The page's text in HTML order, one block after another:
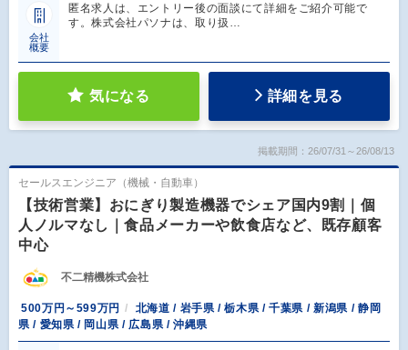
会社
概要
匿名求人は、エントリー後の面談にて詳細をご紹介可能で
す。株式会社パソナは、取り扱…
気になる 詳細を見る
掲載期間：26/07/31～26/08/13
セールスエンジニア（機械・自動車）
【技術営業】おにぎり製造機器でシェア国内9割｜個
人ノルマなし｜食品メーカーや飲食店など、既存顧客
中心
不二精機株式会社
500万円～599万円
北海道 / 岩手県 / 栃木県 / 千葉県 / 新潟県 / 静岡
県 / 愛知県 / 岡山県 / 広島県 / 沖縄県